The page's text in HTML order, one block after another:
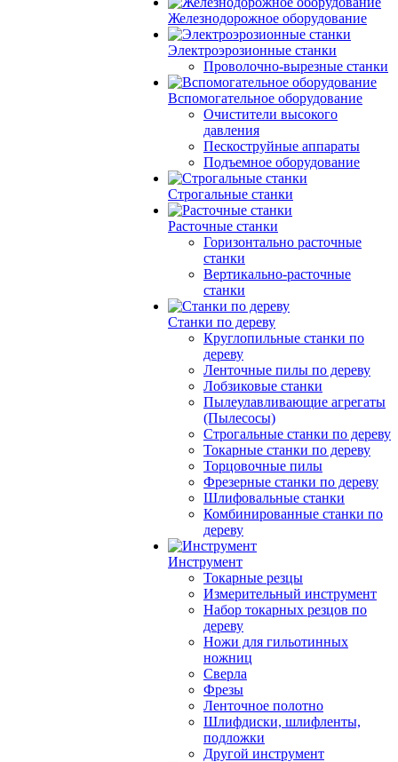
Железнодорожное оборудование
Электроэрозионные станки
Проволочно-вырезные станки
Вспомогательное оборудование
Очистители высокого
давления
Пескоструйные аппараты
Подъемное оборудование
Строгальные станки
Расточные станки
Горизонтально расточные
станки
Вертикально-расточные
станки
Станки по дереву
Круглопильные станки по
дереву
Ленточные пилы по дереву
Лобзиковые станки
Пылеулавливающие агрегаты
(Пылесосы)
Строгальные станки по дереву
Токарные станки по дереву
Торцовочные пилы
Фрезерные станки по дереву
Шлифовальные станки
Комбинированные станки по
дереву
Инструмент
Токарные резцы
Измерительный инструмент
Набор токарных резцов по
дереву
Ножи для гильотинных
ножниц
Сверла
Фрезы
Ленточное полотно
Шлифдиски, шлифленты,
подложки
Другой инструмент